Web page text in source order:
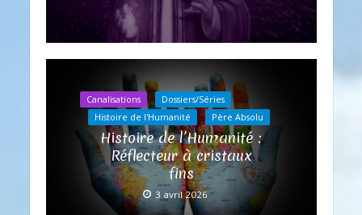
Canalisations
Dossiers/Séries
Histoire de l'Humanité
Père Absolu
Histoire de l’Humanité :
Réflecteur à cristaux
fins
3 avril 2026